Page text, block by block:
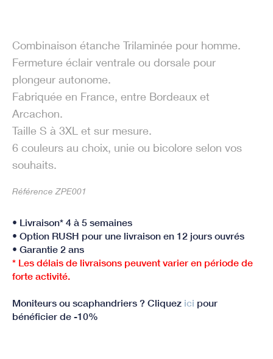
Combinaison étanche Trilaminée pour homme.
Fermeture éclair ventrale ou dorsale pour
plongeur autonome.
Fabriquée en France, entre Bordeaux et
Arcachon.
Taille S à 3XL et sur mesure.
6 couleurs au choix, unie ou bicolore selon vos
souhaits.
Référence ZPE001
• Livraison* 4 à 5 semaines
• Option RUSH pour une livraison en 12 jours ouvrés
• Garantie 2 ans
* Les délais de livraisons peuvent varier en période de
forte activité.
Moniteurs ou scaphandriers ? Cliquez ici pour
bénéficier de -10%